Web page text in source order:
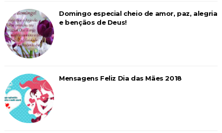
Domingo especial cheio de amor, paz, alegria
e bençãos de Deus!
Mensagens Feliz Dia das Mães 2018